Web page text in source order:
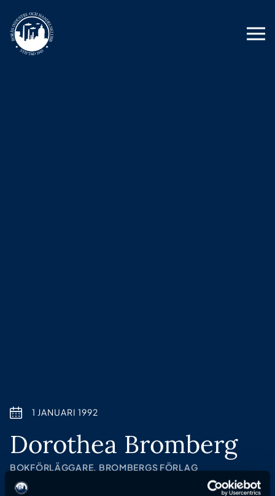
1 JANUARI 1992
Dorothea Bromberg
BOKFÖRLÄGGARE, BROMBERGS FÖRLAG